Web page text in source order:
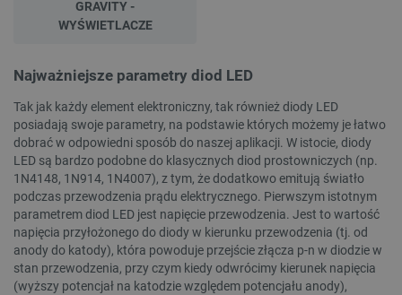
GRAVITY -
WYŚWIETLACZE
Najważniejsze parametry diod LED
Tak jak każdy element elektroniczny, tak również diody LED
posiadają swoje parametry, na podstawie których możemy je łatwo
dobrać w odpowiedni sposób do naszej aplikacji. W istocie, diody
LED są bardzo podobne do klasycznych diod prostowniczych (np.
1N4148, 1N914, 1N4007), z tym, że dodatkowo emitują światło
podczas przewodzenia prądu elektrycznego. Pierwszym istotnym
parametrem diod LED jest napięcie przewodzenia. Jest to wartość
napięcia przyłożonego do diody w kierunku przewodzenia (tj. od
anody do katody), która powoduje przejście złącza p-n w diodzie w
stan przewodzenia, przy czym kiedy odwrócimy kierunek napięcia
(wyższy potencjał na katodzie względem potencjału anody),